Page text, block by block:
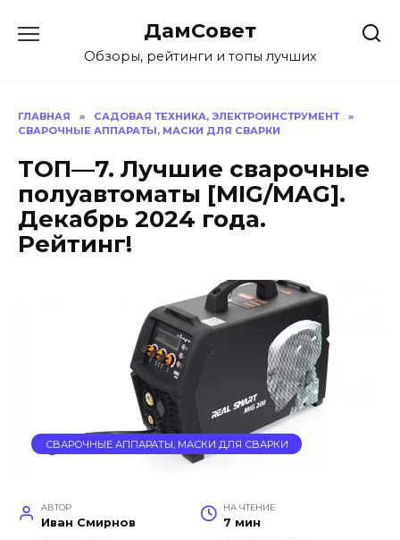
содержанию
ДамСовет
Обзоры, рейтинги и топы лучших
ГЛАВНАЯ » САДОВАЯ ТЕХНИКА, ЭЛЕКТРОИНСТРУМЕНТ
»
СВАРОЧНЫЕ АППАРАТЫ, МАСКИ ДЛЯ СВАРКИ
ТОП—7. Лучшие сварочные
полуавтоматы [MIG/MAG].
Декабрь 2024 года.
Рейтинг!
СВАРОЧНЫЕ АППАРАТЫ, МАСКИ ДЛЯ СВАРКИ
АВТОР
Иван Смирнов
НА ЧТЕНИЕ
7 мин